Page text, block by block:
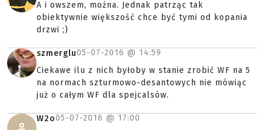
A i owszem, można. Jednak patrząc tak
obiektywnie większość chce być tymi od kopania
drzwi ;)
szmerglu05-07-2016 @ 14:59
Ciekawe ilu z nich byłoby w stanie zrobić WF na 5
na normach szturmowo-desantowych nie mówiąc
już o całym WF dla spejcalsów.
W2o05-07-2016 @ 17:00